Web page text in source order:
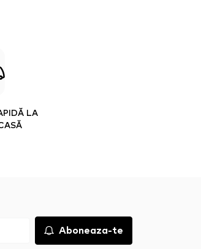
LA
Aboneaza-te